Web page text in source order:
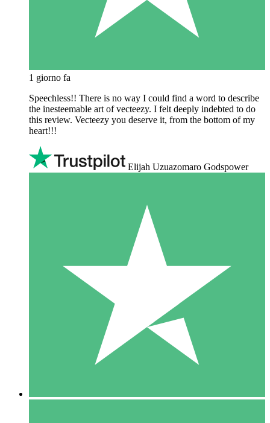
1 giorno fa
Speechless!! There is no way I could find a word to describe
the inesteemable art of vecteezy. I felt deeply indebted to do
this review. Vecteezy you deserve it, from the bottom of my
heart!!!
Elijah Uzuazomaro Godspower